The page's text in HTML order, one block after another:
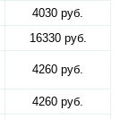
4030 руб.
16330 руб.
4260 руб.
4260 руб.